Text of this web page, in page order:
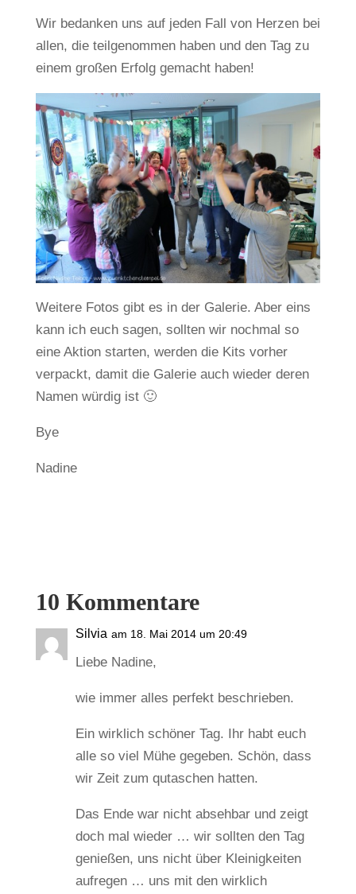
Wir bedanken uns auf jeden Fall von Herzen bei
allen, die teilgenommen haben und den Tag zu
einem großen Erfolg gemacht haben!
Weitere Fotos gibt es in der Galerie. Aber eins
kann ich euch sagen, sollten wir nochmal so
eine Aktion starten, werden die Kits vorher
verpackt, damit die Galerie auch wieder deren
Namen würdig ist 🙂
Bye
Nadine
10 Kommentare
Silvia am 18. Mai 2014 um 20:49
Liebe Nadine,
wie immer alles perfekt beschrieben.
Ein wirklich schöner Tag. Ihr habt euch
alle so viel Mühe gegeben. Schön, dass
wir Zeit zum qutaschen hatten.
Das Ende war nicht absehbar und zeigt
doch mal wieder … wir sollten den Tag
genießen, uns nicht über Kleinigkeiten
aufregen … uns mit den wirklich